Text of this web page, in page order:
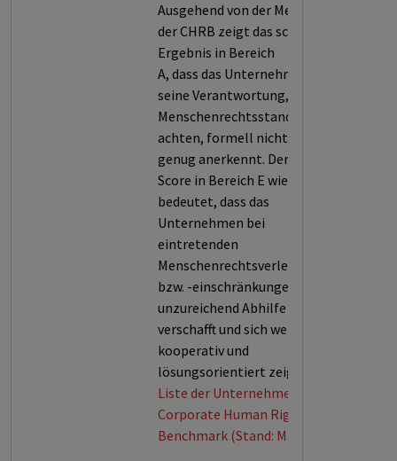
Ausgehend von der Methodik
der CHRB zeigt das schlechte
Ergebnis in Bereich
A, dass das Unternehmen
seine Verantwortung,
Menschenrechtsstandards zu
achten, formell nicht klar
genug anerkennt. Der niedrige
Score in Bereich E wiederum
bedeutet, dass das
Unternehmen bei
eintretenden
Menschenrechtsverletzungen
bzw. -einschränkungen nur
unzureichend Abhilfe
verschafft und sich wenig
kooperativ und
lösungsorientiert zeigt.
Liste der Unternehmen der
Corporate Human Rights
Benchmark (Stand: Mai 2026)